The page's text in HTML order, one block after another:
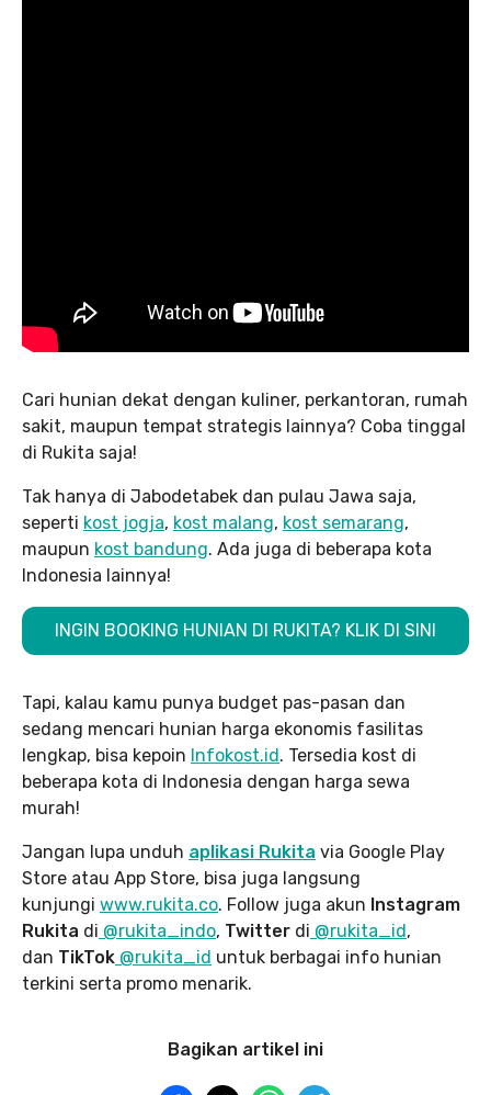
Cari hunian dekat dengan kuliner, perkantoran, rumah
sakit, maupun tempat strategis lainnya? Coba tinggal
di Rukita saja!
Tak hanya di Jabodetabek dan pulau Jawa saja,
seperti kost jogja, kost malang, kost semarang,
maupun kost bandung. Ada juga di beberapa kota
Indonesia lainnya!
INGIN BOOKING HUNIAN DI RUKITA? KLIK DI SINI
Tapi, kalau kamu punya budget pas-pasan dan
sedang mencari hunian harga ekonomis fasilitas
lengkap, bisa kepoin Infokost.id. Tersedia kost di
beberapa kota di Indonesia dengan harga sewa
murah!
Jangan lupa unduh aplikasi Rukita via Google Play
Store atau App Store, bisa juga langsung
kunjungi www.rukita.co. Follow juga akun Instagram
Rukita di @rukita_indo, Twitter di @rukita_id,
dan TikTok @rukita_id untuk berbagai info hunian
terkini serta promo menarik.
Bagikan artikel ini